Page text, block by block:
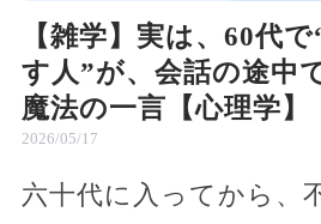
【雑学】実は、60代
す人”が、会話の途中
魔法の一言【心理学】
2026/05/17
六十代に入ってから、